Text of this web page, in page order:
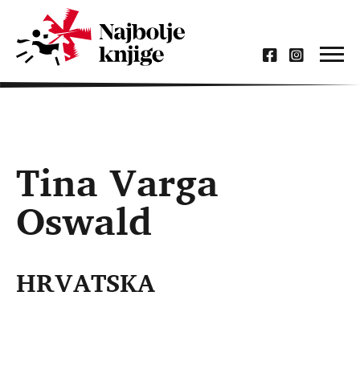
Tina Varga
Oswald
HRVATSKA